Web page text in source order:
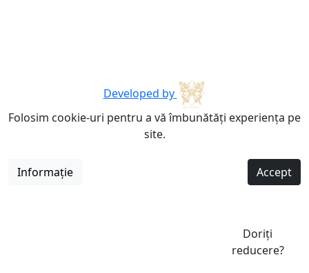
Developed by
Folosim cookie-uri pentru a vă îmbunătăți experiența pe
site.
Informație Accept
Doriți
reducere?